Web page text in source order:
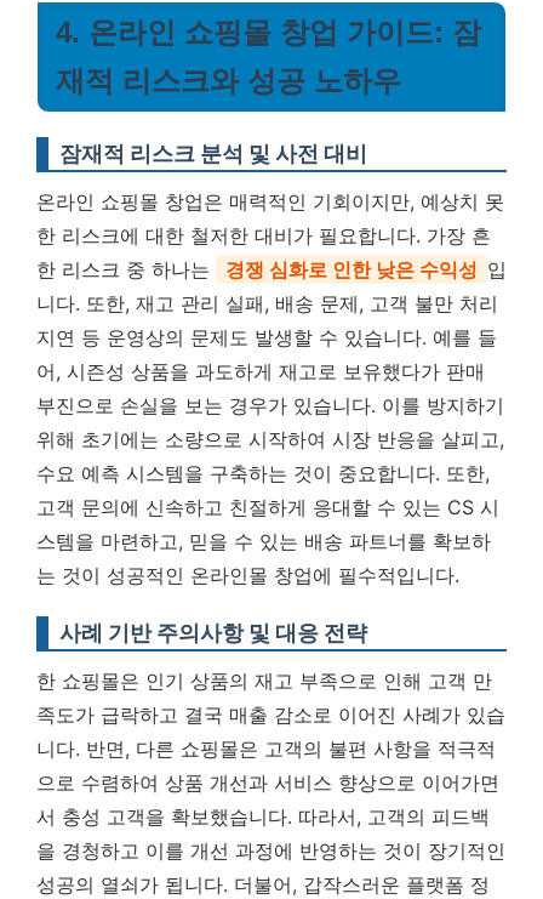
4. 온라인 쇼핑몰 창업 가이드: 잠
재적 리스크와 성공 노하우
잠재적 리스크 분석 및 사전 대비
온라인 쇼핑몰 창업은 매력적인 기회이지만, 예상치 못
한 리스크에 대한 철저한 대비가 필요합니다. 가장 흔
한 리스크 중 하나는
경쟁 심화로 인한 낮은 수익성 입
니다. 또한, 재고 관리 실패, 배송 문제, 고객 불만 처리
지연 등 운영상의 문제도 발생할 수 있습니다. 예를 들
어, 시즌성 상품을 과도하게 재고로 보유했다가 판매
부진으로 손실을 보는 경우가 있습니다. 이를 방지하기
위해 초기에는 소량으로 시작하여 시장 반응을 살피고,
수요 예측 시스템을 구축하는 것이 중요합니다. 또한,
고객 문의에 신속하고 친절하게 응대할 수 있는 CS 시
스템을 마련하고, 믿을 수 있는 배송 파트너를 확보하
는 것이 성공적인 온라인몰 창업에 필수적입니다.
사례 기반 주의사항 및 대응 전략
한 쇼핑몰은 인기 상품의 재고 부족으로 인해 고객 만
족도가 급락하고 결국 매출 감소로 이어진 사례가 있습
니다. 반면, 다른 쇼핑몰은 고객의 불편 사항을 적극적
으로 수렴하여 상품 개선과 서비스 향상으로 이어가면
서 충성 고객을 확보했습니다. 따라서, 고객의 피드백
을 경청하고 이를 개선 과정에 반영하는 것이 장기적인
성공의 열쇠가 됩니다. 더불어, 갑작스러운 플랫폼 정